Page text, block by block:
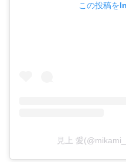
この投稿を
見上 愛